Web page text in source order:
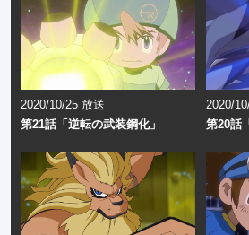
2020/10/25 放送
第21話「逆転の武装鋼化」
2020/
第20話